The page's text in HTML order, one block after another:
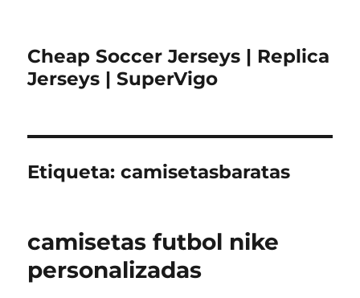
Cheap Soccer Jerseys | Replica
Jerseys | SuperVigo
Etiqueta:camisetasbaratas
camisetas futbol nike
personalizadas